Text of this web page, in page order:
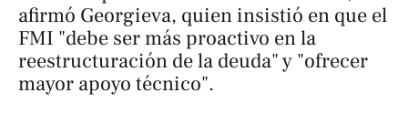
afirmó Georgieva, quien insistió en que el
FMI "debe ser más proactivo en la
reestructuración de la deuda" y "ofrecer
mayor apoyo técnico".